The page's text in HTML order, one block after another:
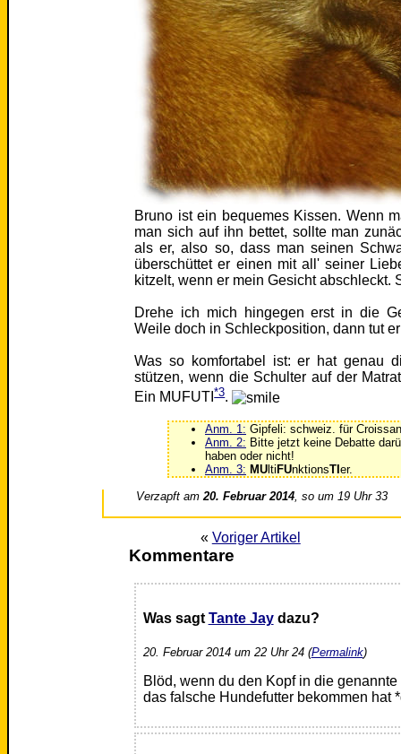
Bruno ist ein bequemes Kissen. Wenn
man sich auf ihn bettet, sollte man
als er, also so, dass man seinen
überschüttet er einen mit all' seiner
kitzelt, wenn er mein Gesicht abschleckt.
Drehe ich mich hingegen erst in die
Weile doch in Schleckposition, dann tut
Was so komfortabel ist: er hat genau
stützen, wenn die Schulter auf der
Ein MUFUTI*3.
Anm. 1: Gipfeli: schweiz. für
Anm. 2: Bitte jetzt keine Debatte
haben oder nicht!
Anm. 3: MUltiFUnktionsTIer.
Verzapft am20. Februar 2014, so um 19 Uhr 33
« Voriger Artikel
Kommentare
Was sagt Tante Jaydazu?
20. Februar 2014 um 22 Uhr 24 (Permalink)
Blöd, wenn du den Kopf in die
das falsche Hundefutter bekommen hat